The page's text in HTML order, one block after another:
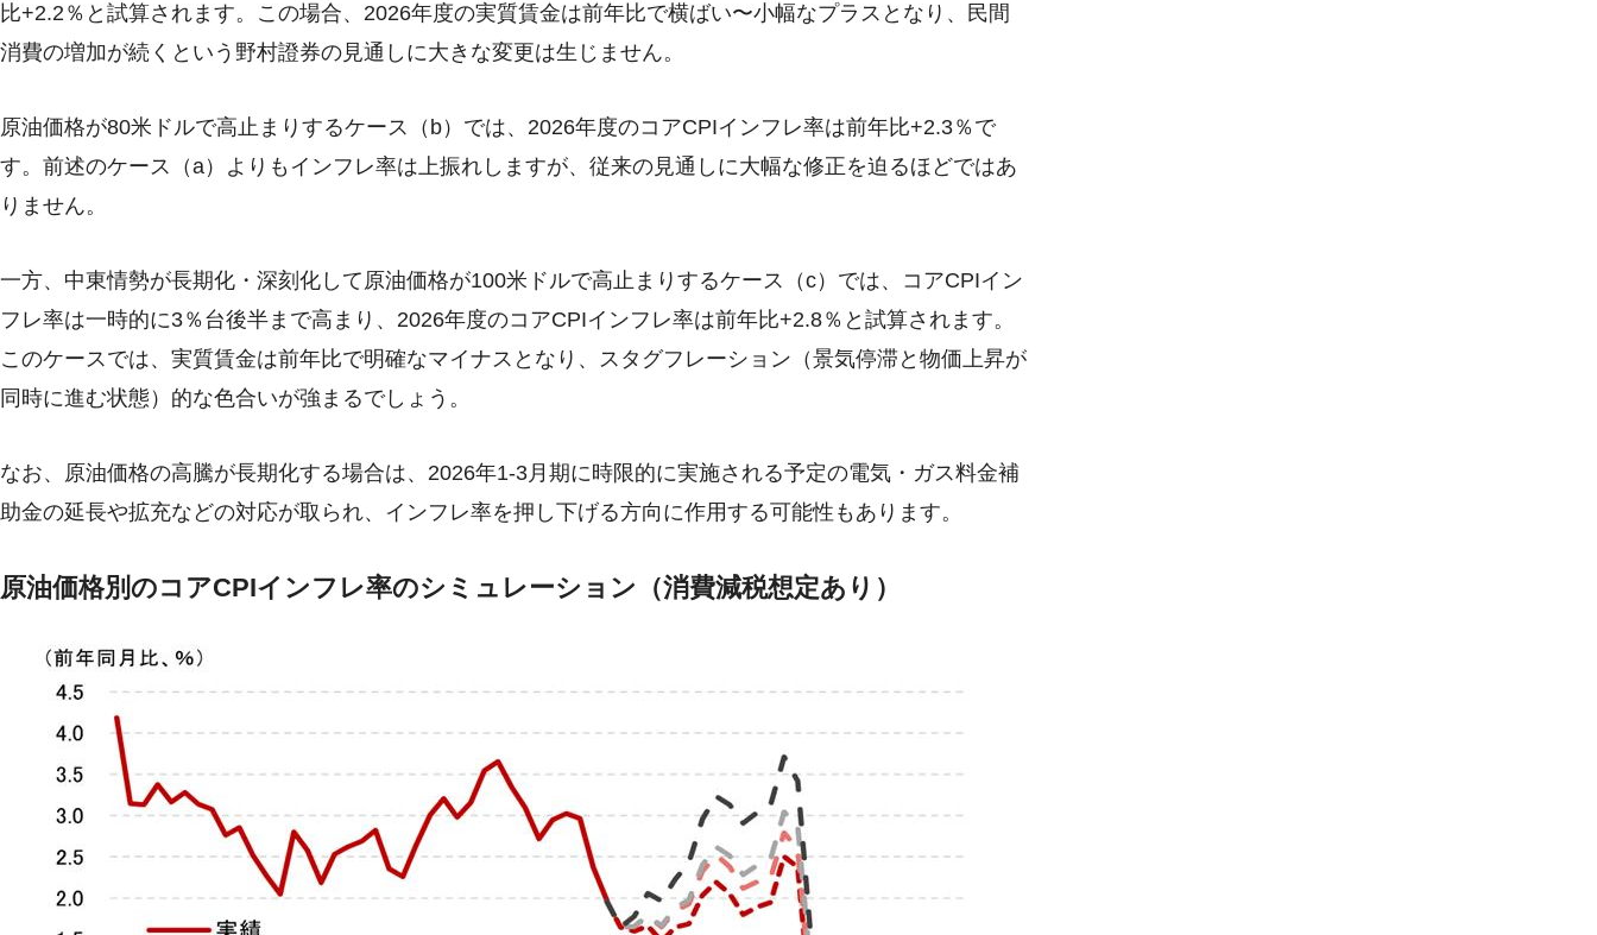
比+2.2％と試算されます。この場合、2026年度の実質賃金は前年比で横ばい〜小幅なプラスとなり、民間
消費の増加が続くという野村證券の見通しに大きな変更は生じません。
原油価格が80米ドルで高止まりするケース（b）では、2026年度のコアCPIインフレ率は前年比+2.3％で
す。前述のケース（a）よりもインフレ率は上振れしますが、従来の見通しに大幅な修正を迫るほどではあ
りません。
一方、中東情勢が長期化・深刻化して原油価格が100米ドルで高止まりするケース（c）では、コアCPIイン
フレ率は一時的に3％台後半まで高まり、2026年度のコアCPIインフレ率は前年比+2.8％と試算されます。
このケースでは、実質賃金は前年比で明確なマイナスとなり、スタグフレーション（景気停滞と物価上昇が
同時に進む状態）的な色合いが強まるでしょう。
なお、原油価格の高騰が長期化する場合は、2026年1-3月期に時限的に実施される予定の電気・ガス料金補
助金の延長や拡充などの対応が取られ、インフレ率を押し下げる方向に作用する可能性もあります。
原油価格別のコアCPIインフレ率のシミュレーション（消費減税想定あり）